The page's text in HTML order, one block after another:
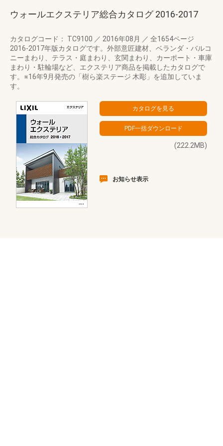
ウォールエクステリア総合カタログ 2016‐2017
カタログコード： TC9100 ／ 2016年08月 ／ 全1654ページ
2016-2017年版カタログです。外部意匠建材、ベランダ・バルコ
ニーまわり、テラス・庭まわり、玄関まわり、カーポート・車庫
まわり・駐輪場など、エクステリア商品を掲載したカタログで
す。※16年9月発売の「樹ら楽ステージ 木彫」を追加していま
す。
(222.2MB)
お知らせ表示